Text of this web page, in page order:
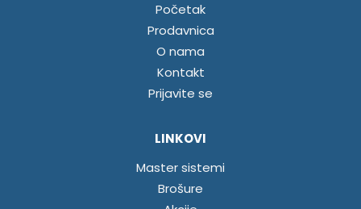
Početak
Prodavnica
O nama
Kontakt
Prijavite se
LINKOVI
Master sistemi
Brošure